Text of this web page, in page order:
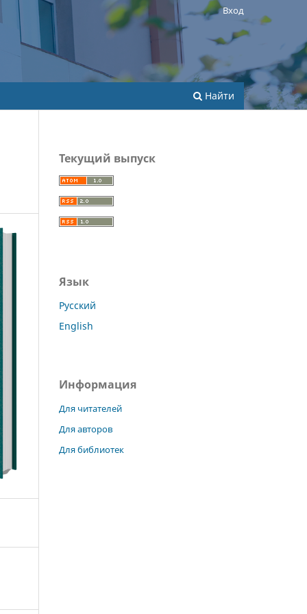
Найти
Вход
Текущий выпуск
Язык
Русский
English
Информация
Для читателей
Для авторов
Для библиотек